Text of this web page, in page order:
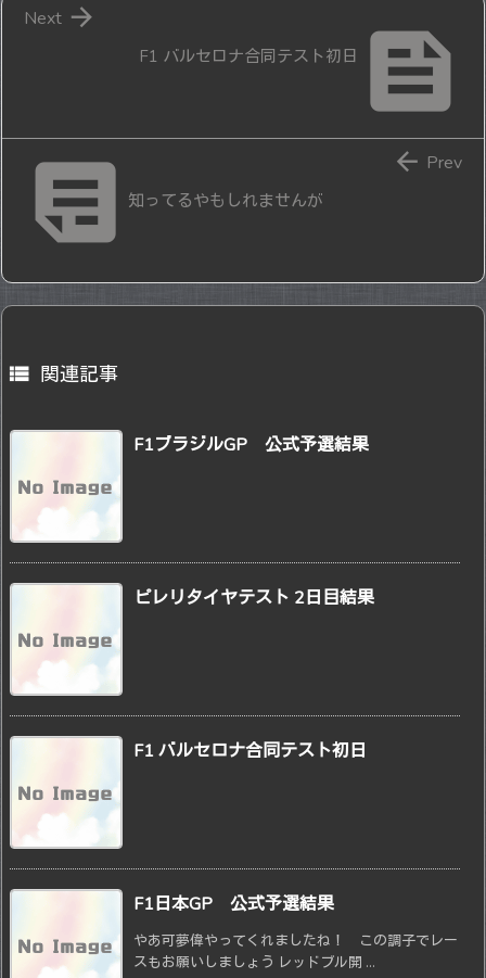

F1 バルセロナ合同テスト初日

Next
知ってるやもしれませんが
 Prev
 関連記事
F1ブラジルGP 公式予選結果
ピレリタイヤテスト 2日目結果
F1 バルセロナ合同テスト初日
F1日本GP 公式予選結果
やあ可夢偉やってくれましたね！ この調子でレー
スもお願いしましょう レッドブル開 ...